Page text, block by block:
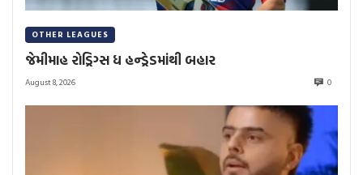
OTHER LEAGUES
જેમીમાહ રોડ્રિગ્સ ધ હન્ડ્રેડમાંથી બહાર
August 8, 2026 0